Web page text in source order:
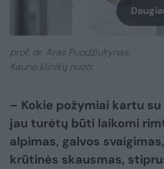
prof. dr. Aras Puodžiukynas.
Kauno klinikų nuotr.
– Kokie požymiai kartu
jau turėtų būti laikomi
alpimas, galvos
krūtinės skausmas,